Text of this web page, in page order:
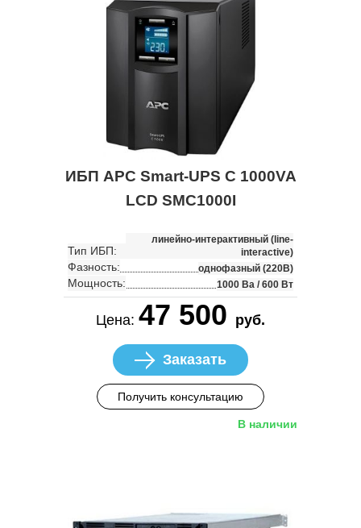
ИБП APC Smart-UPS C 1000VA
LCD SMC1000I
Тип ИБП:
линейно-интерактивный (line-
interactive)
Фазность: однофазный (220В)
Мощность: 1000 Ва / 600 Вт
Цена: 47 500 руб.
Заказать
Получить консультацию
В наличии